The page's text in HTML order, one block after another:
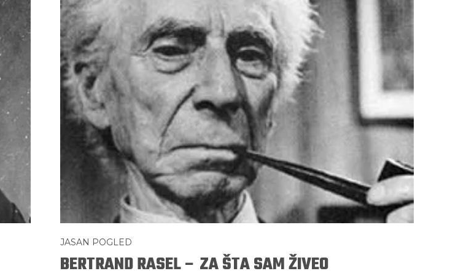
JASAN POGLED
BERTRAND RASEL – ZA ŠTA SAM ŽIVEO